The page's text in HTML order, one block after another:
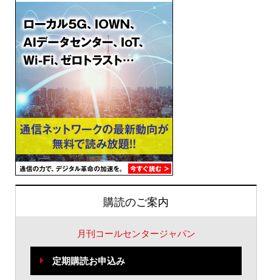
購読のご案内
月刊コールセンタージャパン
定期購読お申込み